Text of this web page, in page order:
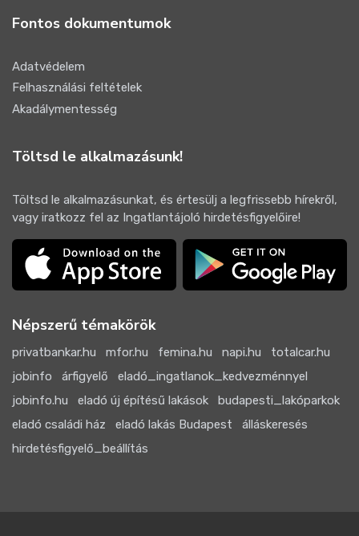
Fontos dokumentumok
Adatvédelem
Felhasználási feltételek
Akadálymentesség
Töltsd le alkalmazásunk!
Töltsd le alkalmazásunkat, és értesülj a legfrissebb hírekről,
vagy iratkozz fel az Ingatlantájoló hirdetésfigyelőire!
Népszerű témakörök
privatbankar.hu mfor.hu femina.hu napi.hu
totalcar.hu
jobinfo
árfigyelő
eladó_ingatlanok_kedvezménnyel
jobinfo.hu
eladó új építésű lakások
budapesti_lakóparkok
eladó családi ház
eladó lakás Budapest
álláskeresés
hirdetésfigyelő_beállítás